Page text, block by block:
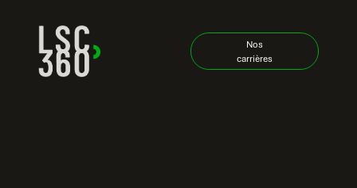
Nos
carrières